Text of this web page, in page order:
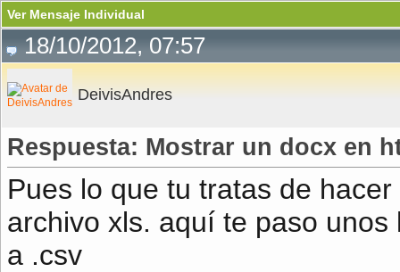
Ver Mensaje Individual
18/10/2012, 07:57
DeivisAndres
Respuesta: Mostrar un docx en
Pues lo que tu tratas de
archivo xls. aquí te paso
a .csv